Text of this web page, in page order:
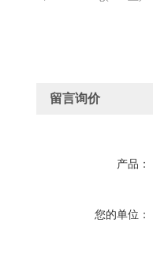
留言询价
产品：
您的单位：